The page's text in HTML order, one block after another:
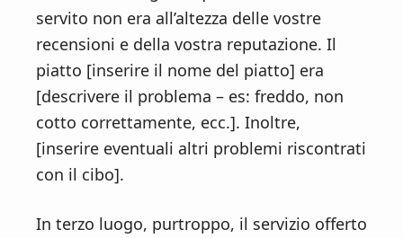
servito non era all’altezza delle vostre
recensioni e della vostra reputazione. Il
piatto [inserire il nome del piatto] era
[descrivere il problema – es: freddo, non
cotto correttamente, ecc.]. Inoltre,
[inserire eventuali altri problemi riscontrati
con il cibo].
In terzo luogo, purtroppo, il servizio offerto